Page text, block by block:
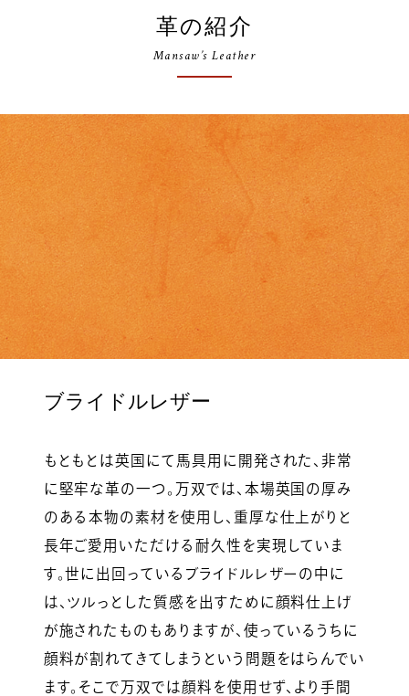
革の紹介
Mansaw’s Leather
ブライドルレザー
もともとは英国にて馬具用に開発された、非常
に堅牢な革の一つ。万双では、本場英国の厚み
のある本物の素材を使用し、重厚な仕上がりと
長年ご愛用いただける耐久性を実現していま
す。世に出回っているブライドルレザーの中に
は、ツルっとした質感を出すために顔料仕上げ
が施されたものもありますが、使っているうちに
顔料が割れてきてしまうという問題をはらんでい
ます。そこで万双では顔料を使用せず、より手間